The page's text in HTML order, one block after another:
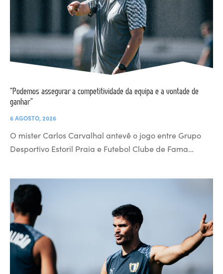
“Podemos assegurar a competitividade da equipa e a vontade de
ganhar”
6 AGOSTO, 2026
O mister Carlos Carvalhal antevê o jogo entre Grupo
Desportivo Estoril Praia e Futebol Clube de Fama…